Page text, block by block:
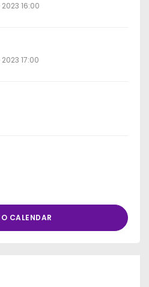
16:00
17:00
CALENDAR